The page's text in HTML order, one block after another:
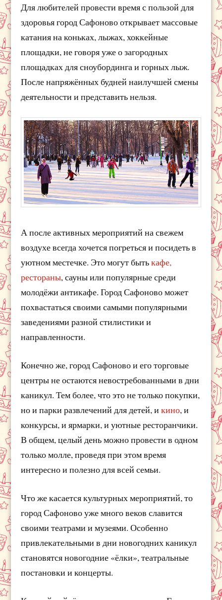
Для любителей провести время с пользой для
здоровья город Сафоново открывает массовые
катания на коньках, лыжах, хоккейные
площадки, не говоря уже о загородных
площадках для сноубординга и горных лыж.
После напряжённых будней наилучшей смены
деятельности и представить нельзя.
А после активных мероприятий на свежем
воздухе всегда хочется погреться и посидеть в
уютном местечке. Это могут бытькафе,
рестораны, сауны или популярные среди
молодёжи антикафе. Город Сафоново может
похвастаться своими самыми популярными
заведениями разной стилистики и
направленности.
Конечно же, город Сафоново и его торговые
центры не остаются невостребованными в дни
каникул. Тем более, что это не только покупки,
но и парки развлечений для детей, икино, и
конкурсы, и ярмарки, и уютные ресторанчики.
В общем, целый день можно провести в одном
только молле, проведя при этом время
интересно и полезно для всей семьи.
Что же касается культурных мероприятий, то
город Сафоново уже много веков славится
своими театрами и музеями. Особенно
привлекательными в дни новогодних каникул
становятся новогодние «ёлки», театральные
постановки и концерты.